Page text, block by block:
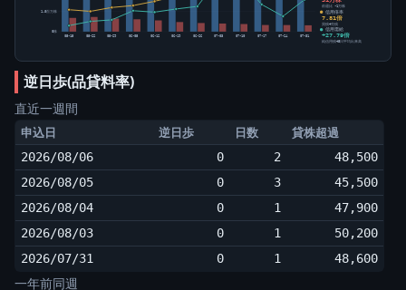
0株
1.0百万株
05-15 05-22 05-29 06-05 06-12 06-19 06-26 07-03 07-10 07-17 07-24 07-31
前週比 -1万株
信用倍率
7.81倍
買残÷売残
信用需給
+27.79倍
純信用残÷5日平均出来高
逆日歩(品貸料率)
直近一週間
申込日 逆日歩 日数 貸株超過
2026/08/06 0 2
48,500
2026/08/05
0 3
45,500
2026/08/04
0 1
47,900
2026/08/03
0 1
50,200
2026/07/31
0 1 48,600
一年前同週